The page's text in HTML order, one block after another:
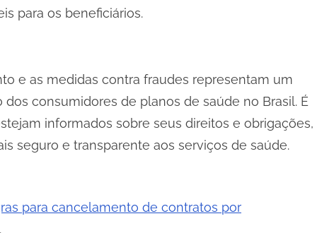
para os beneficiários.
e as medidas contra fraudes representam um
consumidores de planos de saúde no Brasil. É
informados sobre seus direitos e obrigações,
seguro e transparente aos serviços de saúde.
para cancelamento de contratos por